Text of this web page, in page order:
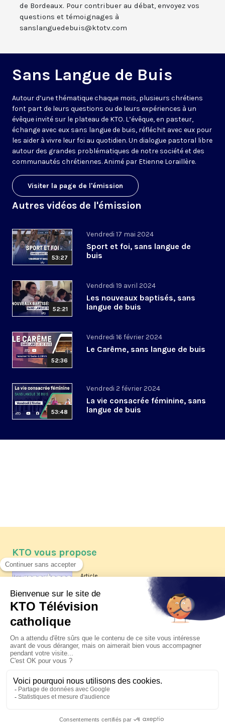
de Bordeaux. Pour contribuer au débat, envoyez vos
questions et témoignages à
sanslanguedebuis@ktotv.com
Sans Langue de Buis
Autour d’une thématique chaque mois, plusieurs chrétiens
font part de leurs questions ou de leurs expériences à un
évêque invité sur le plateau de KTO. L’évêque, en pasteur,
échange avec eux sans langue de buis, réfléchit avec eux pour
les aider à vivre leur foi au quotidien. Un dialogue pastoral libre
autour des grandes problématiques de notre société et des
communautés chrétiennes. Animé par Etienne Loraillère.
Visiter la page de l'émission
Autres vidéos de l'émission
53:27
Vendredi 17 mai 2024
Sport et foi, sans langue de
buis
52:21
Vendredi 19 avril 2024
Les nouveaux baptisés, sans
langue de buis
52:36
Vendredi 16 février 2024
Le Carême, sans langue de buis
53:48
Vendredi 2 février 2024
La vie consacrée féminine, sans
langue de buis
KTO vous propose
Article
Les reportages d'été 2026 de KTO
La visite pastorale du pape Léon
XIV à Assise à suivre sur KTO le
jeudi 6 août
Le pape en Uruguay, Argentine et
Pérou du 6 au 17 novembre 2026